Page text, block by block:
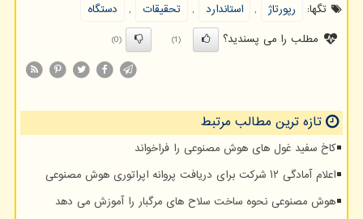
تگها:
رپورتاژ , استاندارد , تحقیقات ,
دستگاه
مطلب را می پسندید؟
(1)
(0)
تازه ترین مطالب مرتبط
کاخ سفید غول های هوش مصنوعی را فراخواند
اعلام آمادگی ۱۲ شرکت برای دریافت پروانه اپراتوری هوش مصنوعی
هوش مصنوعی نحوه ساخت سلاح های مرگبار را آموزش می دهد